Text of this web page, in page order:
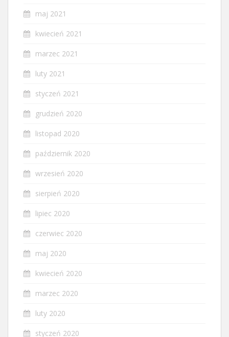
maj 2021
kwiecień 2021
marzec 2021
luty 2021
styczeń 2021
grudzień 2020
listopad 2020
październik 2020
wrzesień 2020
sierpień 2020
lipiec 2020
czerwiec 2020
maj 2020
kwiecień 2020
marzec 2020
luty 2020
styczeń 2020